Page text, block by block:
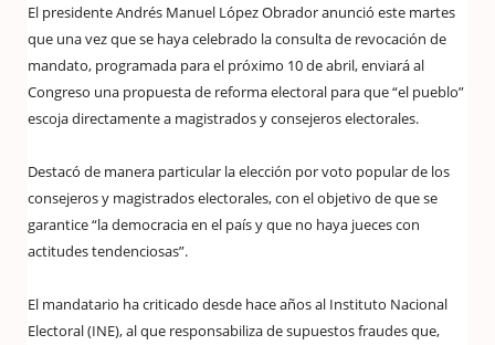
El presidente Andrés Manuel López Obrador anunció este martes
que una vez que se haya celebrado la consulta de revocación de
mandato, programada para el próximo 10 de abril, enviará al
Congreso una propuesta de reforma electoral para que “el pueblo”
escoja directamente a magistrados y consejeros electorales.
Destacó de manera particular la elección por voto popular de los
consejeros y magistrados electorales, con el objetivo de que se
garantice “la democracia en el país y que no haya jueces con
actitudes tendenciosas”.
El mandatario ha criticado desde hace años al Instituto Nacional
Electoral (INE), al que responsabiliza de supuestos fraudes que,